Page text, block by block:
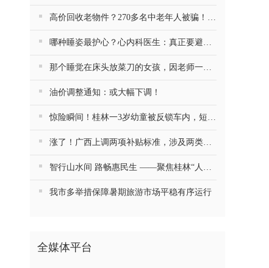
高价回收老物件？270多名中老年人被骗！警方提醒
哪种睡姿最护心？心内科医生：真正要避开的是这一种
那个睡觉在床头放菜刀的女孩，因老师一句“跟我回家”改写了人生
油价调整通知：或大幅下调！
惊险瞬间！桂林一3岁幼童被反锁车内，短短数分钟险窒息…
涨了！广西上调两项补贴标准，涉及两类人群
智行山水间 路畅惠民生 ——聚焦桂林“人工智能+交通运输”的探索与实践
我市多举措保障暑期旅游市场平稳有序运行
全媒体平台